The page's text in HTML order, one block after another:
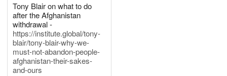
Tony Blair on what to do
after the Afghanistan
withdrawal -
https://institute.global/tony-
blair/tony-blair-why-we-
must-not-abandon-people-
afghanistan-their-sakes-
and-ours